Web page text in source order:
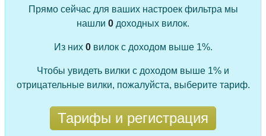
Прямо сейчас для ваших настроек фильтра мы
нашли 0 доходных вилок.
Из них 0вилок с доходом выше 1%.
Чтобы увидеть вилки с доходом выше 1% и
отрицательные вилки, пожалуйста, выберите тариф.
Тарифы и регистрация